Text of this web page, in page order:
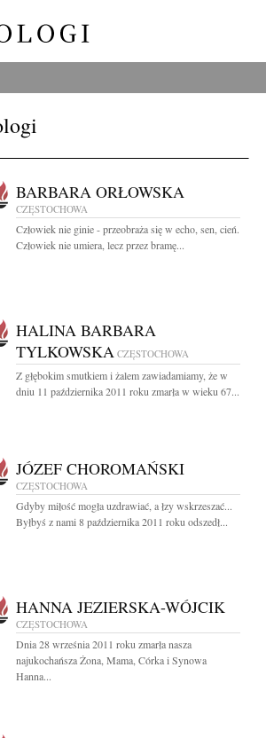
BARBARA ORŁOWSKA
CZĘSTOCHOWA
Człowiek nie ginie - przeobraża się w echo, sen, cień.
Człowiek nie umiera, lecz przez bramę...
HALINA BARBARA
TYLKOWSKA CZĘSTOCHOWA
Z głębokim smutkiem i żalem zawiadamiamy, że w
dniu 11 października 2011 roku zmarła w wieku 67...
JÓZEF CHOROMAŃSKI
CZĘSTOCHOWA
Gdyby miłość mogła uzdrawiać, a łzy wskrzeszać...
Byłbyś z nami 8 października 2011 roku odszedł...
HANNA JEZIERSKA-WÓJCIK
CZĘSTOCHOWA
Dnia 28 września 2011 roku zmarła nasza
najukochańsza Żona, Mama, Córka i Synowa
Hanna...